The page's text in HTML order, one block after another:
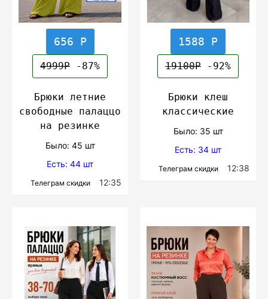
656 Р
4999Р -87%
Брюки летние
свободные палаццо
на резинке
Было: 45 шт
Есть: 44 шт
Телеграм скидки 12:35
1588 Р
19100Р -92%
Брюки клеш
классические
Было: 35 шт
Есть: 34 шт
Телеграм скидки 12:38